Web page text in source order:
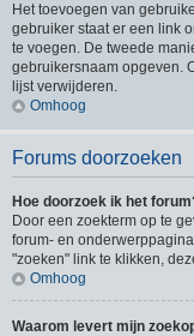
Het toevoegen van
gebruiker staat er een link
te voegen. De tweede
gebruikersnaam opgeven.
lijst verwijderen.
Omhoog
Forums doorzoeken
Hoe doorzoek ik het
Door een zoekterm op te
forum- en
"zoeken" link te klikken,
Omhoog
Waarom levert mijn